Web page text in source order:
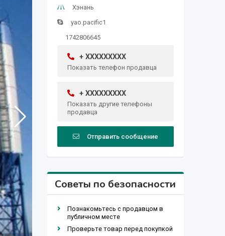
Хэнань
yao.pacific1
1742806645
+ XXXXXXXXX
Показать телефон продавца
+ XXXXXXXXX
Показать другие телефоны
продавца
Отправить сообщение
Советы по безопасности
Познакомьтесь с продавцом в
публичном месте
Проверьте товар перед покупкой